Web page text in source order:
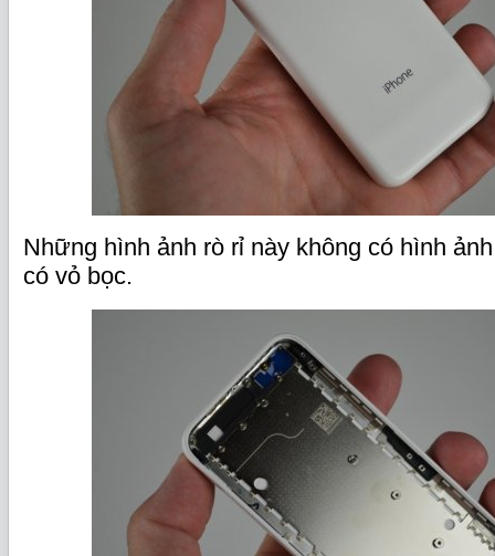
Những hình ảnh rò rỉ này không có hình
có vỏ bọc.